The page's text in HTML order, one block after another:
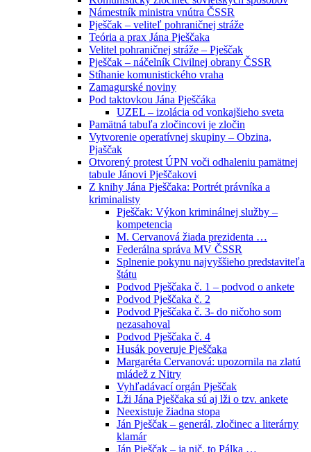
Námestník ministra vnútra ČSSR
Pješčak – veliteľ pohraničnej stráže
Teória a prax Jána Pješčaka
Velitel pohraničnej stráže – Pješčak
Pješčak – náčelník Civilnej obrany ČSSR
Stíhanie komunistického vraha
Zamagurské noviny
Pod taktovkou Jána Pješčáka
UZEL – izolácia od vonkajšieho sveta
Pamätná tabuľa zločincovi je zločin
Vytvorenie operatívnej skupiny – Obzina,
Pjaščak
Otvorený protest ÚPN voči odhaleniu pamätnej
tabule Jánovi Pješčakovi
Z knihy Jána Pješčaka: Portrét právníka a
kriminalisty
Pješčak: Výkon kriminálnej služby –
kompetencia
M. Cervanová žiada prezidenta …
Federálna správa MV ČSSR
Splnenie pokynu najvyššieho predstaviteľa
štátu
Podvod Pješčaka č. 1 – podvod o ankete
Podvod Pješčaka č. 2
Podvod Pješčaka č. 3- do ničoho som
nezasahoval
Podvod Pješčaka č. 4
Husák poveruje Pješčaka
Margaréta Cervanová: upozornila na zlatú
mládež z Nitry
Vyhľadávací orgán Pješčak
Lži Jána Pješčaka sú aj lži o tzv. ankete
Neexistuje žiadna stopa
Ján Pješčak – generál, zločinec a literárny
klamár
Ján Pješčak – ja nič, to Pálka …